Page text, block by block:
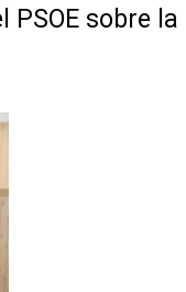
sobre